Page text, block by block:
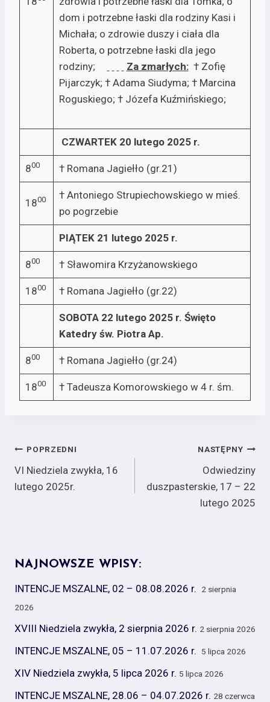
dom i potrzebne łaski dla rodziny Kasi i
Michała; o zdrowie duszy i ciała dla
Roberta, o potrzebne łaski dla jego
rodziny;
Za zmarłych:† Zofię
Pijarczyk; † Adama Siudyma; † Marcina
Roguskiego; † Józefa Kuźmińskiego;
CZWARTEK 20 lutego 2025 r.
800 † Romana Jagiełło (gr.21)
1800
† Antoniego Strupiechowskiego w mieś.
po pogrzebie
PIĄTEK 21 lutego 2025 r.
800 † Sławomira Krzyżanowskiego
1800 † Romana Jagiełło (gr.22)
SOBOTA 22 lutego 2025 r. Święto
Katedry św. Piotra Ap.
800 † Romana Jagiełło (gr.24)
1800 † Tadeusza Komorowskiego w 4 r. śm.
Nawigacja
wpisu
POPRZEDNI
VI Niedziela zwykła, 16
lutego 2025r.
NASTĘPNY
Odwiedziny
duszpasterskie, 17 – 22
lutego 2025
NAJNOWSZE WPISY:
INTENCJE MSZALNE, 02 – 08.08.2026 r.
2 sierpnia
2026
XVIII Niedziela zwykła, 2 sierpnia 2026 r. 2 sierpnia 2026
INTENCJE MSZALNE, 05 – 11.07.2026 r. 5 lipca 2026
XIV Niedziela zwykła, 5 lipca 2026 r. 5 lipca 2026
INTENCJE MSZALNE, 28.06 – 04.07.2026 r. 28 czerwca